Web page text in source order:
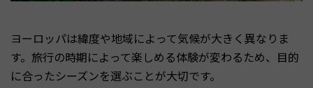
ヨーロッパは緯度や地域によって気候が大きく異なりま
す。旅行の時期によって楽しめる体験が変わるため、目的
に合ったシーズンを選ぶことが大切です。